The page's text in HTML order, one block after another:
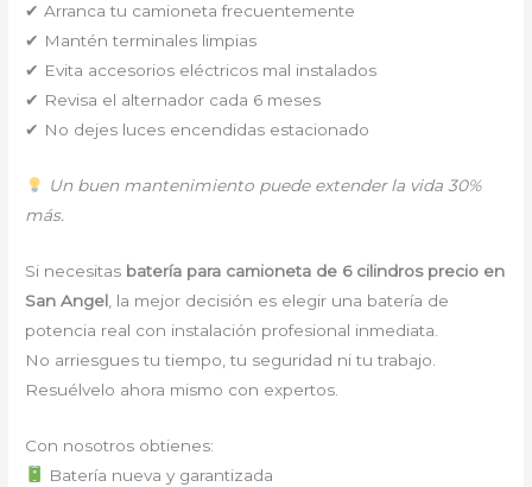
✔ Arranca tu camioneta frecuentemente
✔ Mantén terminales limpias
✔ Evita accesorios eléctricos mal instalados
✔ Revisa el alternador cada 6 meses
✔ No dejes luces encendidas estacionado
Un buen mantenimiento puede extender la vida 30%
más.
Si necesitas batería para camioneta de 6 cilindros precio en
San Angel , la mejor decisión es elegir una batería de
potencia real con instalación profesional inmediata.
No arriesgues tu tiempo, tu seguridad ni tu trabajo.
Resuélvelo ahora mismo con expertos.
Con nosotros obtienes:
Batería nueva y garantizada